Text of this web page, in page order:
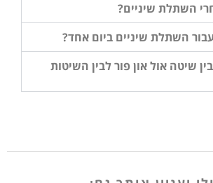
השתלת שיניים?
השתלת שיניים ביום אחד?
שיטה אול און פור לבין השיטות